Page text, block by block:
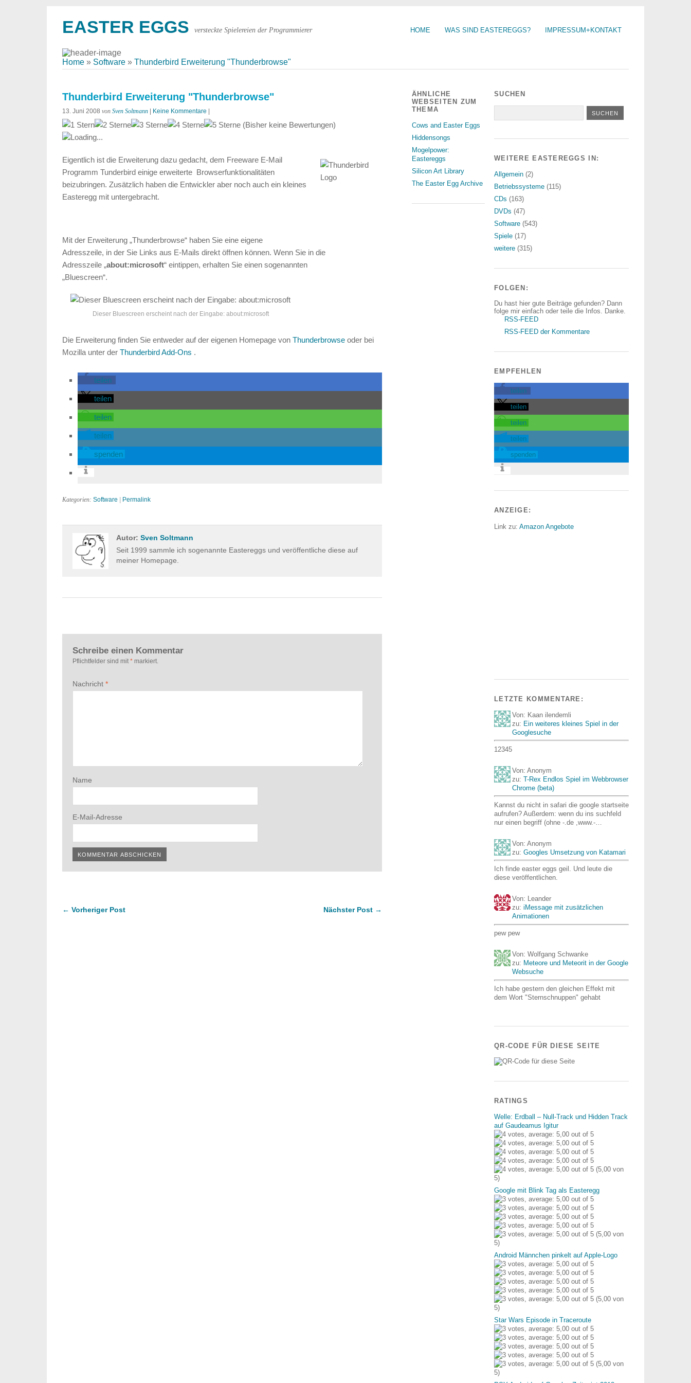
HOME WAS SIND EASTEREGGS? IMPRESSUM+KONTAKT
EASTER EGGS versteckte Spielereien der Programmierer
Home » Software » Thunderbird Erweiterung "Thunderbrowse"
Thunderbird Erweiterung "Thunderbrowse"
13. Juni 2008 von Sven Soltmann Keine Kommentare
(Bisher keine Bewertungen)
Loading...
Eigentlich ist die Erweiterung dazu gedacht, dem Freeware E-Mail
Programm Tunderbird einige erweiterte Browserfunktionalitäten
beizubringen. Zusätzlich haben die Entwickler aber noch auch ein kleines
Easteregg mit untergebracht.
Mit der Erweiterung „Thunderbrowse“ haben Sie eine eigene
Adresszeile, in der Sie Links aus E-Mails direkt öffnen können. Wenn Sie in die
Adresszeile „about:microsoft“ eintippen, erhalten Sie einen sogenannten
„Bluescreen“.
Dieser Bluescreen erscheint nach der Eingabe: about:microsoft
Die Erweiterung finden Sie entweder auf der eigenen Homepage von Thunderbrowse oder bei
Mozilla unter der Thunderbird Add-Ons .
teilen
teilen
teilen
teilen
spenden
Kategorien: Software Permalink
Autor: Sven Soltmann
Seit 1999 sammle ich sogenannte Eastereggs und veröffentliche diese auf
meiner Homepage.
Schreibe einen Kommentar
Pflichtfelder sind mit * markiert.
Nachricht *
Name
E-Mail-Adresse
← Vorheriger Post Nächster Post →
ÄHNLICHE
WEBSEITEN ZUM
THEMA
Cows and Easter Eggs
Hiddensongs
Mogelpower:
Eastereggs
Silicon Art Library
The Easter Egg Archive
SUCHEN
WEITERE EASTEREGGS IN:
Allgemein (2)
Betriebssysteme (115)
CDs (163)
DVDs (47)
Software (543)
Spiele (17)
weitere (315)
FOLGEN:
Du hast hier gute Beiträge gefunden? Dann
folge mir einfach oder teile die Infos. Danke.
RSS-FEED
RSS-FEED der Kommentare
EMPFEHLEN
teilen
teilen
teilen
teilen
spenden
ANZEIGE:
Link zu: Amazon Angebote
LETZTE KOMMENTARE:
Von: Kaan ilendemli
zu: Ein weiteres kleines Spiel in der
Googlesuche
12345
Von: Anonym
zu: T-Rex Endlos Spiel im Webbrowser
Chrome (beta)
Kannst du nicht in safari die google startseite
aufrufen? Außerdem: wenn du ins suchfeld
nur einen begriff (ohne -.de ,www.-…
Von: Anonym
zu: Googles Umsetzung von Katamari
Ich finde easter eggs geil. Und leute die
diese veröffentlichen.
Von: Leander
zu: iMessage mit zusätzlichen
Animationen
pew pew
Von: Wolfgang Schwanke
zu: Meteore und Meteorit in der Google
Websuche
Ich habe gestern den gleichen Effekt mit
dem Wort "Sternschnuppen" gehabt
QR-CODE FÜR DIESE SEITE
RATINGS
Welle: Erdball – Null-Track und Hidden Track
auf Gaudeamus Igitur
(5,00 von
5)
Google mit Blink Tag als Easteregg
(5,00 von
5)
Android Männchen pinkelt auf Apple-Logo
(5,00 von
5)
Star Wars Episode in Traceroute
(5,00 von
5)